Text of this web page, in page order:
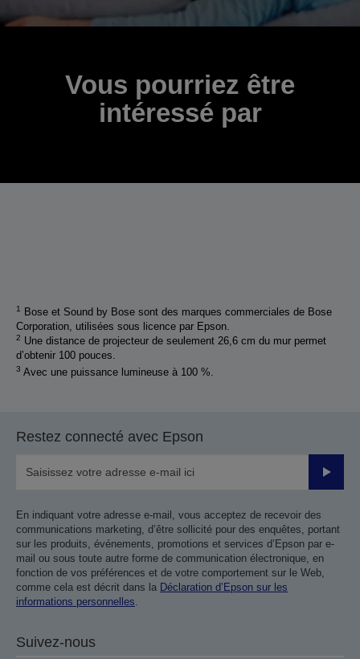
Vous pourriez être
intéressé par
1
Bose et Sound by Bose sont des marques commerciales de Bose
Corporation, utilisées sous licence par Epson.
2 Une distance de projecteur de seulement 26,6 cm du mur permet
d’obtenir 100 pouces.
3 Avec une puissance lumineuse à 100 %.
Restez connecté avec Epson
Valider
En indiquant votre adresse e-mail, vous acceptez de recevoir des
communications marketing, d’être sollicité pour des enquêtes, portant
sur les produits, événements, promotions et services d’Epson par e-
mail ou sous toute autre forme de communication électronique, en
fonction de vos préférences et de votre comportement sur le Web,
comme cela est décrit dans la Déclaration d’Epson sur les
informations personnelles
Suivez-nous